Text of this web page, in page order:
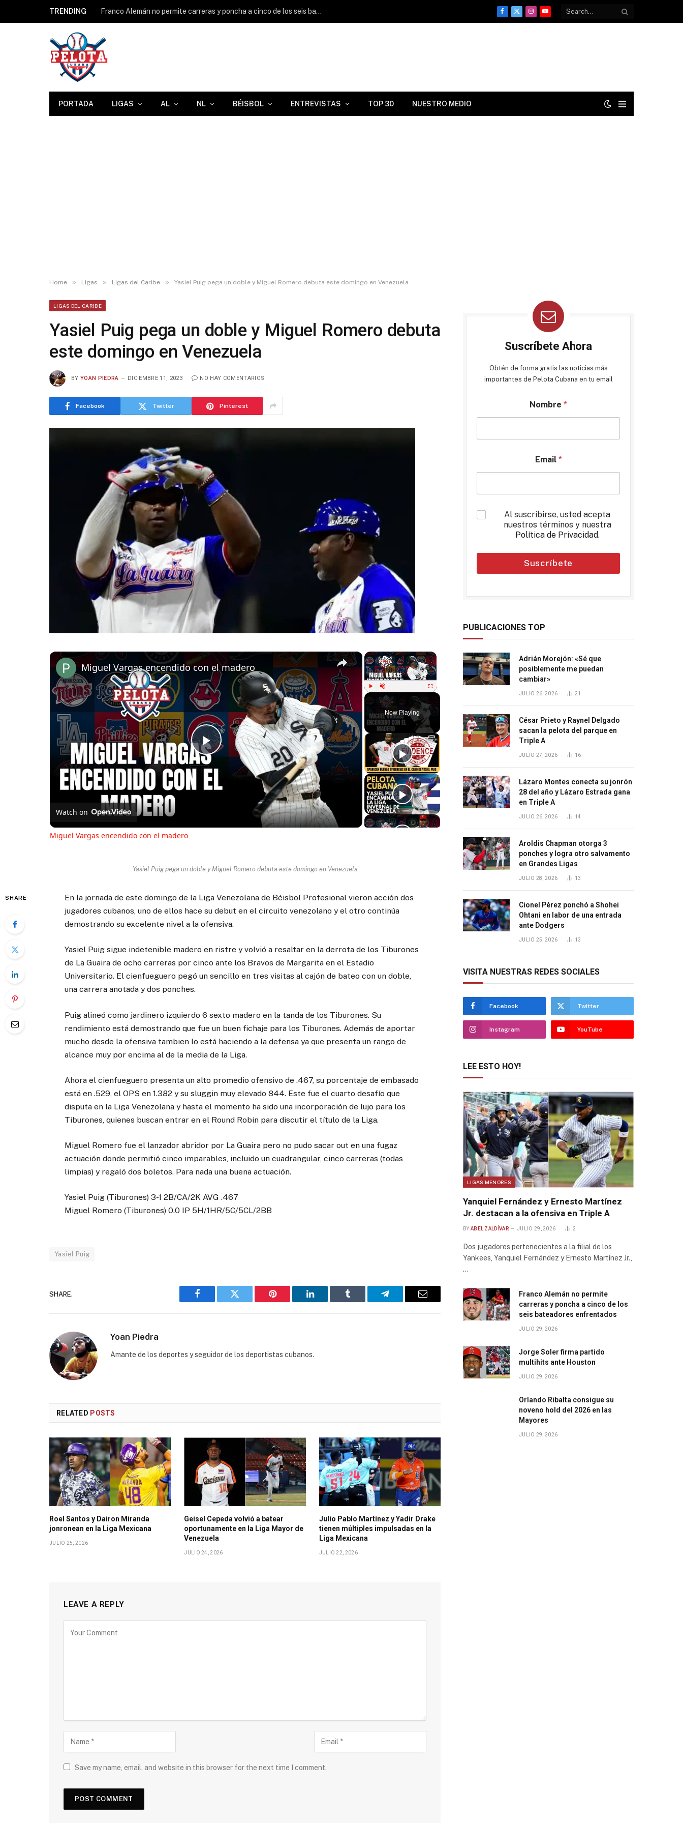
TRENDING Franco Alemán no permite carreras y poncha a cinco de los seis bateadores enfrentados
Facebook
X
InstagramYouTube
PORTADA LIGAS AL NL BÉISBOL ENTREVISTAS TOP 30 NUESTRO MEDIO
Home » Ligas » Ligas del Caribe » Yasiel Puig pega un doble y Miguel Romero debuta este domingo en Venezuela
LIGAS DEL CARIBE
Yasiel Puig pega un doble y Miguel Romero debuta
este domingo en Venezuela
BY YOAN PIEDRA DICIEMBRE 11, 2023 NO HAY COMENTARIOS
Facebook Twitter Pinterest
×
Play Unmute Fullscreen
Now Playing
×
Play
Video
Miguel Vargas encendido con el madero
Watch on
Miguel Vargas encendido con el madero
Yasiel Puig pega un doble y Miguel Romero debuta este domingo en Venezuela
SHARE
En la jornada de este domingo de la Liga Venezolana de Béisbol Profesional vieron acción dos
jugadores cubanos, uno de ellos hace su debut en el circuito venezolano y el otro continúa
demostrando su excelente nivel a la ofensiva.
Yasiel Puig sigue indetenible madero en ristre y volvió a resaltar en la derrota de los Tiburones
de La Guaira de ocho carreras por cinco ante los Bravos de Margarita en el Estadio
Universitario. El cienfueguero pegó un sencillo en tres visitas al cajón de bateo con un doble,
una carrera anotada y dos ponches.
Puig alineó como jardinero izquierdo 6 sexto madero en la tanda de los Tiburones. Su
rendimiento está demostrando que fue un buen fichaje para los Tiburones. Además de aportar
mucho desde la ofensiva tambien lo está haciendo a la defensa ya que presenta un rango de
alcance muy por encima al de la media de la Liga.
Ahora el cienfueguero presenta un alto promedio ofensivo de .467, su porcentaje de embasado
está en .529, el OPS en 1.382 y su sluggin muy elevado 844. Este fue el cuarto desafío que
disputa en la Liga Venezolana y hasta el momento ha sido una incorporación de lujo para los
Tiburones, quienes buscan entrar en el Round Robin para discutir el título de la Liga.
Miguel Romero fue el lanzador abridor por La Guaira pero no pudo sacar out en una fugaz
actuación donde permitió cinco imparables, incluido un cuadrangular, cinco carreras (todas
limpias) y regaló dos boletos. Para nada una buena actuación.
Yasiel Puig (Tiburones) 3-1 2B/CA/2K AVG .467
Miguel Romero (Tiburones) 0.0 IP 5H/1HR/5C/5CL/2BB
Yasiel Puig
SHARE.
Facebook Twitter Pinterest LinkedIn Tumblr Telegram Email
Yoan Piedra
Amante de los deportes y seguidor de los deportistas cubanos.
RELATED POSTS
Roel Santos y Dairon Miranda
jonronean en la Liga Mexicana
JULIO 25, 2026
Geisel Cepeda volvió a batear
oportunamente en la Liga Mayor de
Venezuela
JULIO 24, 2026
Julio Pablo Martínez y Yadir Drake
tienen múltiples impulsadas en la
Liga Mexicana
JULIO 22, 2026
LEAVE A REPLY
Save my name, email, and website in this browser for the next time I comment.
Suscríbete Ahora
Obtén de forma gratis las noticias más
importantes de Pelota Cubana en tu email
Nombre *
Email *
*
Al suscribirse, usted acepta
nuestros términos y nuestra
Política de Privacidad.
Suscríbete
PUBLICACIONES TOP
Adrián Morejón: «Sé que
posiblemente me puedan
cambiar»
JULIO 26, 2026 21
César Prieto y Raynel Delgado
sacan la pelota del parque en
Triple A
JULIO 27, 2026 16
Lázaro Montes conecta su jonrón
28 del año y Lázaro Estrada gana
en Triple A
JULIO 26, 2026 14
Aroldis Chapman otorga 3
ponches y logra otro salvamento
en Grandes Ligas
JULIO 28, 2026 13
Cionel Pérez ponchó a Shohei
Ohtani en labor de una entrada
ante Dodgers
JULIO 25, 2026 13
VISITA NUESTRAS REDES SOCIALES
Facebook Twitter
Instagram YouTube
LEE ESTO HOY!
LIGAS MENORES
Yanquiel Fernández y Ernesto Martínez
Jr. destacan a la ofensiva en Triple A
BY ABEL ZALDÍVAR JULIO 29, 2026 2
Dos jugadores pertenecientes a la filial de los
Yankees, Yanquiel Fernández y Ernesto Martínez Jr.,
…
Franco Alemán no permite
carreras y poncha a cinco de los
seis bateadores enfrentados
JULIO 29, 2026
Jorge Soler firma partido
multihits ante Houston
JULIO 29, 2026
Orlando Ribalta consigue su
noveno hold del 2026 en las
Mayores
JULIO 29, 2026